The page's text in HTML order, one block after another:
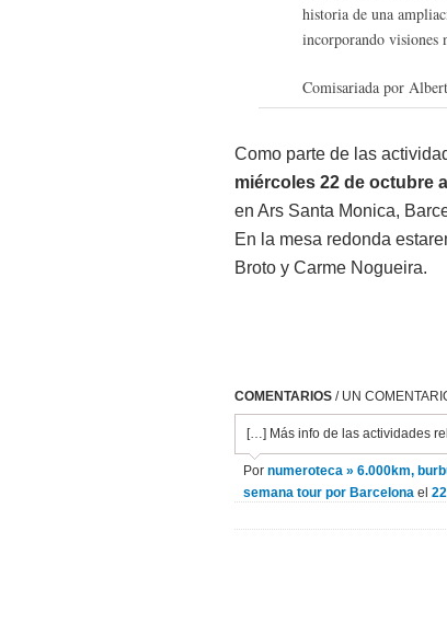
historia de una
incorporando visiones
Comisariada por
Como parte de las
miércoles 22 de octubre
en Ars Santa Monica,
En la mesa redonda
Broto y Carme Nogueira.
COMENTARIOS / UN
[…] Más info de las actividades
Por numeroteca » 6.000km,
semana tour por Barcelona el